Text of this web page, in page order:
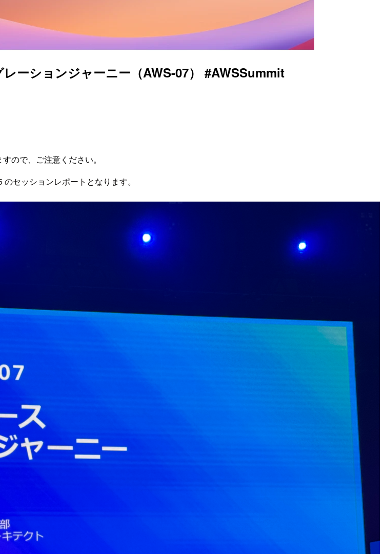
ーションジャーニー（AWS-07） #AWSSummit
ので、ご注意ください。
セッションレポートとなります。